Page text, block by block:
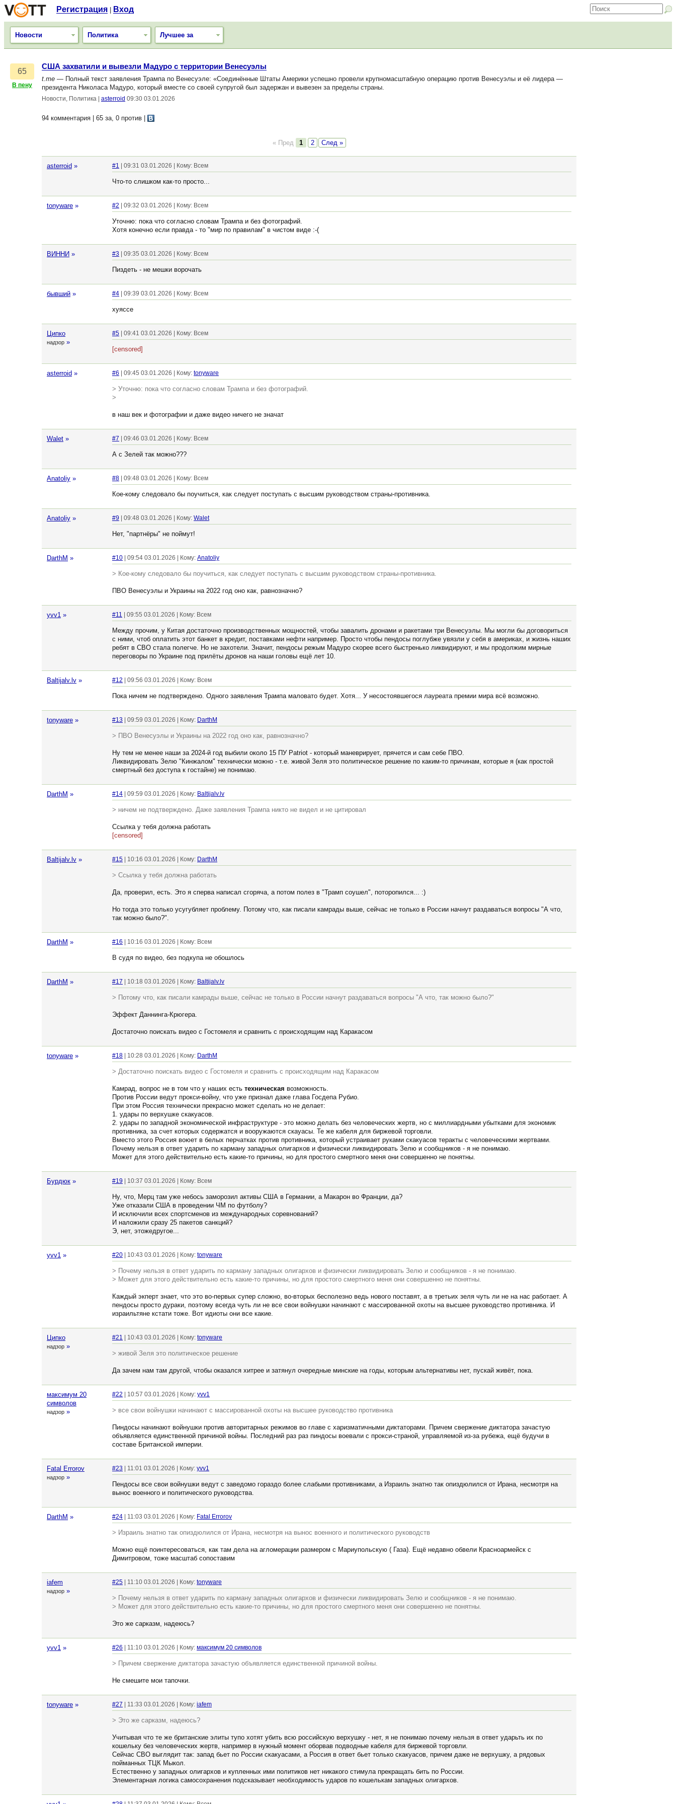
Регистрация Вход
Новости Политика Лучшее за
65
В пену
США захватили и вывезли Мадуро с территории Венесуэлы
t.me — Полный текст заявления Трампа по Венесуэле: «Соединённые Штаты Америки успешно провели крупномасштабную операцию против Венесуэлы и её лидера —
президента Николаса Мадуро, который вместе со своей супругой был задержан и вывезен за пределы страны.
Новости, Политика asterroid 09:30 03.01.2026
94 комментария | 65 за, 0 против
« Пред 1 2 След »
asterroid » #1 | 09:31 03.01.2026 | Кому: Всем
Что-то слишком как-то просто...
tonyware » #2 | 09:32 03.01.2026 | Кому: Всем
Уточню: пока что согласно словам Трампа и без фотографий.
Хотя конечно если правда - то "мир по правилам" в чистом виде :-(
ВИННИ » #3 | 09:35 03.01.2026 | Кому: Всем
Пиздеть - не мешки ворочать
бывший » #4 | 09:39 03.01.2026 | Кому: Всем
хуяссе
Ципко
надзор »
#5 | 09:41 03.01.2026 | Кому: Всем
[censored]
asterroid » #6 | 09:45 03.01.2026 | Кому: tonyware
> Уточню: пока что согласно словам Трампа и без фотографий.
>
в наш век и фотографии и даже видео ничего не значат
Walet » #7 | 09:46 03.01.2026 | Кому: Всем
А с Зелей так можно???
Anatoliy » #8 | 09:48 03.01.2026 | Кому: Всем
Кое-кому следовало бы поучиться, как следует поступать с высшим руководством страны-противника.
Anatoliy » #9 | 09:48 03.01.2026 | Кому: Walet
Нет, "партнёры" не поймут!
DarthM » #10 | 09:54 03.01.2026 | Кому: Anatoliy
> Кое-кому следовало бы поучиться, как следует поступать с высшим руководством страны-противника.
ПВО Венесуэлы и Украины на 2022 год оно как, равнозначно?
yvv1 » #11 | 09:55 03.01.2026 | Кому: Всем
Между прочим, у Китая достаточно производственных мощностей, чтобы завалить дронами и ракетами три Венесуэлы. Мы могли бы договориться
с ними, чтоб оплатить этот банкет в кредит, поставками нефти например. Просто чтобы пендосы поглубже увязли у себя в америках, и жизнь наших
ребят в СВО стала полегче. Но не захотели. Значит, пендосы режым Мадуро скорее всего быстренько ликвидируют, и мы продолжим мирные
переговоры по Украине под прилёты дронов на наши головы ещё лет 10.
Baltijalv.lv » #12 | 09:56 03.01.2026 | Кому: Всем
Пока ничем не подтверждено. Одного заявления Трампа маловато будет. Хотя... У несостоявшегося лауреата премии мира всё возможно.
tonyware » #13 | 09:59 03.01.2026 | Кому: DarthM
> ПВО Венесуэлы и Украины на 2022 год оно как, равнозначно?
Ну тем не менее наши за 2024-й год выбили около 15 ПУ Patriot - который маневрирует, прячется и сам себе ПВО.
Ликвидировать Зелю "Кинжалом" технически можно - т.е. живой Зеля это политическое решение по каким-то причинам, которые я (как простой
смертный без доступа к гостайне) не понимаю.
DarthM » #14 | 09:59 03.01.2026 | Кому: Baltijalv.lv
> ничем не подтверждено. Даже заявления Трампа никто не видел и не цитировал
Ссылка у тебя должна работать
[censored]
Baltijalv.lv » #15 | 10:16 03.01.2026 | Кому: DarthM
> Ссылка у тебя должна работать
Да, проверил, есть. Это я сперва написал сгоряча, а потом полез в "Трамп соушел", поторопился... :)
Но тогда это только усугубляет проблему. Потому что, как писали камрады выше, сейчас не только в России начнут раздаваться вопросы "А что,
так можно было?".
DarthM » #16 | 10:16 03.01.2026 | Кому: Всем
В судя по видео, без подкупа не обошлось
DarthM » #17 | 10:18 03.01.2026 | Кому: Baltijalv.lv
> Потому что, как писали камрады выше, сейчас не только в России начнут раздаваться вопросы "А что, так можно было?"
Эффект Даннинга-Крюгера.
Достаточно поискать видео с Гостомеля и сравнить с происходящим над Каракасом
tonyware » #18 | 10:28 03.01.2026 | Кому: DarthM
> Достаточно поискать видео с Гостомеля и сравнить с происходящим над Каракасом
Камрад, вопрос не в том что у наших есть техническая возможность.
Против России ведут прокси-войну, что уже признал даже глава Госдепа Рубио.
При этом Россия технически прекрасно может сделать но не делает:
1. удары по верхушке скакуасов.
2. удары по западной экономической инфраструктуре - это можно делать без человеческих жертв, но с миллиардными убытками для экономик
противника, за счет которых содержатся и вооружаются скауасы. Те же кабеля для биржевой торговли.
Вместо этого Россия воюет в белых перчатках против противника, который устраивает руками скакуасов теракты с человеческими жертвами.
Почему нельзя в ответ ударить по карману западных олигархов и физически ликвидировать Зелю и сообщников - я не понимаю.
Может для этого действительно есть какие-то причины, но для простого смертного меня они совершенно не понятны.
Бурдюк » #19 | 10:37 03.01.2026 | Кому: Всем
Ну, что, Мерц там уже небось заморозил активы США в Германии, а Макарон во Франции, да?
Уже отказали США в проведении ЧМ по футболу?
И исключили всех спортсменов из международных соревнований?
И наложили сразу 25 пакетов санкций?
Э, нет, этожедругое...
yvv1 » #20 | 10:43 03.01.2026 | Кому: tonyware
> Почему нельзя в ответ ударить по карману западных олигархов и физически ликвидировать Зелю и сообщников - я не понимаю.
> Может для этого действительно есть какие-то причины, но для простого смертного меня они совершенно не понятны.
Каждый экперт знает, что это во-первых супер сложно, во-вторых бесполезно ведь нового поставят, а в третьих зеля чуть ли не на нас работает. А
пендосы просто дураки, поэтому всегда чуть ли не все свои войнушки начинают с массированной охоты на высшее руководство противника. И
израильтяне кстати тоже. Вот идиоты они все какие.
Ципко
надзор »
#21 | 10:43 03.01.2026 | Кому: tonyware
> живой Зеля это политическое решение
Да зачем нам там другой, чтобы оказался хитрее и затянул очередные минские на годы, которым альтернативы нет, пускай живёт, пока.
максимум 20
символов
надзор »
#22 | 10:57 03.01.2026 | Кому: yvv1
> все свои войнушки начинают с массированной охоты на высшее руководство противника
Пиндосы начинают войнушки против авторитарных режимов во главе с харизматичными диктаторами. Причем свержение диктатора зачастую
объявляется единственной причиной войны. Последний раз раз пиндосы воевали с прокси-страной, управляемой из-за рубежа, ещё будучи в
составе Британской империи.
Fatal Errorov
надзор »
#23 | 11:01 03.01.2026 | Кому: yvv1
Пендосы все свои войнушки ведут с заведомо гораздо более слабыми противниками, а Израиль знатно так опиздюлился от Ирана, несмотря на
вынос военного и политического руководства.
DarthM » #24 | 11:03 03.01.2026 | Кому: Fatal Errorov
> Израиль знатно так опиздюлился от Ирана, несмотря на вынос военного и политического руководств
Можно ещё поинтересоваться, как там дела на агломерации размером с Мариупольскую ( Газа). Ещё недавно обвели Красноармейск с
Димитровом, тоже масштаб сопоставим
iafem
надзор »
#25 | 11:10 03.01.2026 | Кому: tonyware
> Почему нельзя в ответ ударить по карману западных олигархов и физически ликвидировать Зелю и сообщников - я не понимаю.
> Может для этого действительно есть какие-то причины, но для простого смертного меня они совершенно не понятны.
Это же сарказм, надеюсь?
yvv1 » #26 | 11:10 03.01.2026 | Кому: максимум 20 символов
> Причем свержение диктатора зачастую объявляется единственной причиной войны.
Не смешите мои тапочки.
tonyware » #27 | 11:33 03.01.2026 | Кому: iafem
> Это же сарказм, надеюсь?
Учитывая что те же британские элиты тупо хотят убить всю российскую верхушку - нет, я не понимаю почему нельзя в ответ ударьть их по
кошельку без человеческих жертв, например в нужный момент оборвав подводные кабеля для биржевой торговли.
Сейчас СВО выглядит так: запад бьет по России скакуасами, а Россия в ответ бьет только скакуасов, причем даже не верхушку, а рядовых
пойманных ТЦК Мыкол.
Естественно у западных олигархов и купленных ими политиков нет никакого стимула прекращать бить по России.
Элементарная логика самосохранения подсказывает необходимость ударов по кошелькам западных олигархов.